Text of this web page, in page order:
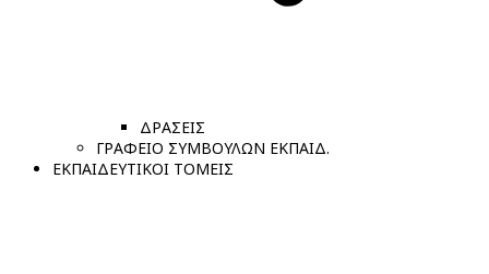
ΔΡΑΣΕΙΣ
ΓΡΑΦΕΙΟ ΣΥΜΒΟΥΛΩΝ ΕΚΠΑΙΔ.
ΕΚΠΑΙΔΕΥΤΙΚΟΙ ΤΟΜΕΙΣ